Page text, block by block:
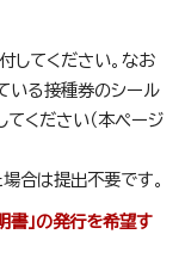
してください。なお
いる接種券のシール
ください（本ページ
場合は提出不要です。
書」の発行を希望す